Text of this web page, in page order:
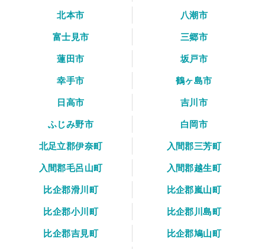
北本市
八潮市
富士見市
三郷市
蓮田市
坂戸市
幸手市
鶴ヶ島市
日高市
吉川市
ふじみ野市
白岡市
北足立郡伊奈町
入間郡三芳町
入間郡毛呂山町
入間郡越生町
比企郡滑川町
比企郡嵐山町
比企郡小川町
比企郡川島町
比企郡吉見町
比企郡鳩山町